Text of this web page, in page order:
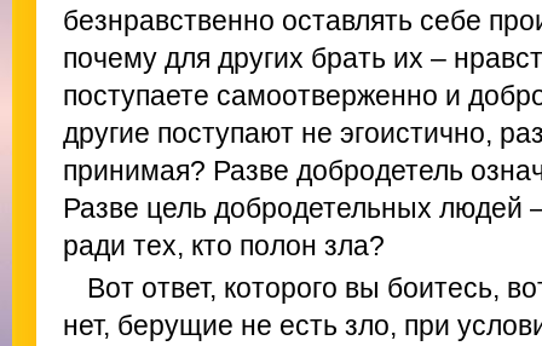
безнравственно оставлять себе
почему для других брать их –
поступаете самоотверженно и
другие поступают не эгоистично,
принимая? Разве добродетель
Разве цель добродетельных людей
ради тех, кто полон зла?
Вот ответ, которого вы боитесь,
нет, берущие не есть зло, при